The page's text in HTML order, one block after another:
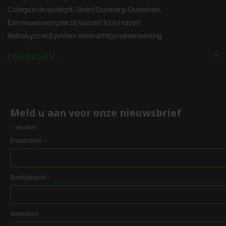
informatie die u aan ze heeft verstrekt of die ze hebben
verzameld op basis van uw gebruik van hun services.
Collega in de spotlight: Sjoerd Domburg-Ouwerkerk
Een nieuwe werkplek bij Van den Tol in Huizen!
RetinaLyze en EyeVinci: een krachtige samenwerking
EYEVINCI B.V.
Meld u aan voor onze nieuwsbrief
* Verplicht
Emailadres *
Bedrijfsnaam *
Voornaam